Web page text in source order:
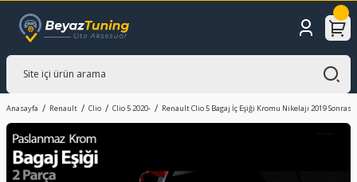
Anasayfa Renault Clio Clio 5 2020- Renault Clio 5 Bagaj İç Eşiği Kromu Nikelajı 2019 Sonrası